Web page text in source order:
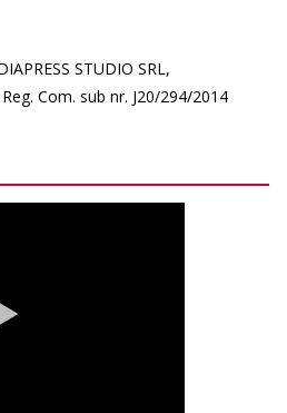
STUDIO SRL,
Com. sub nr. J20/294/2014